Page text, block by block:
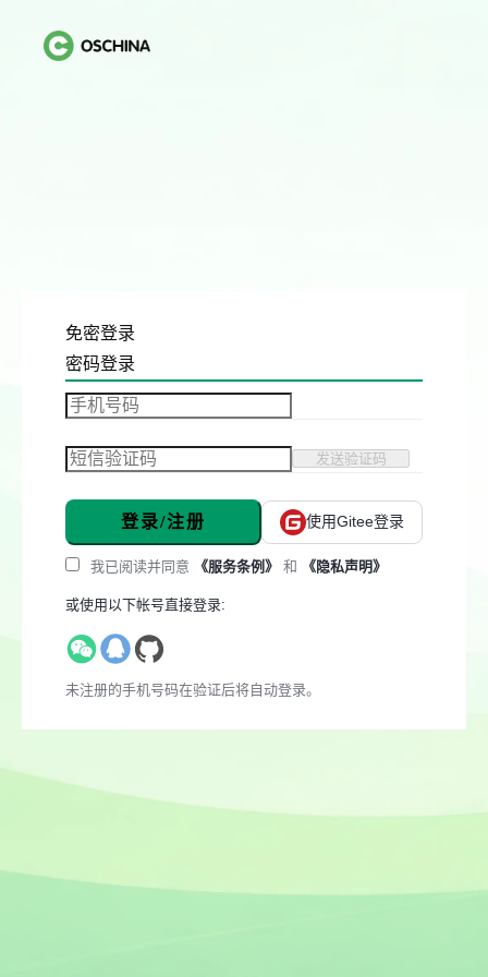
免密登录
密码登录
发送验证码
登录/注册 使用Gitee登录
我已阅读并同意 《服务条例》 和 《隐私声明》
或使用以下帐号直接登录:
未注册的手机号码在验证后将自动登录。